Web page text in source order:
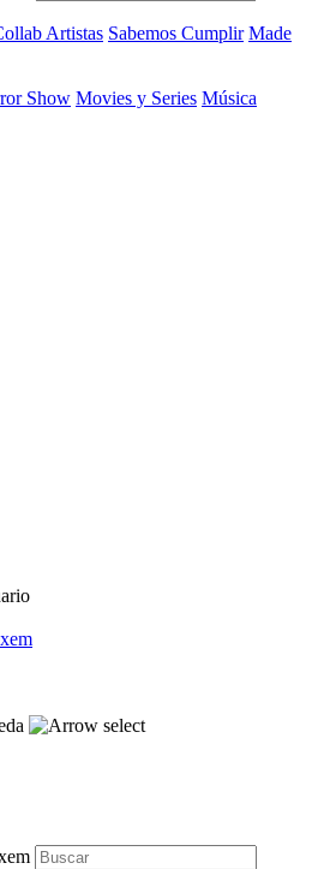
Artistas Sabemos Cumplir Made
Show Movies y Series Música